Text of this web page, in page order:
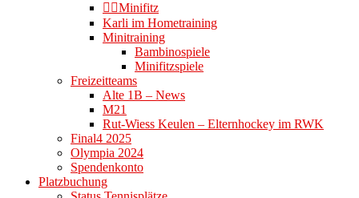
👉🏻Minifitz
Karli im Hometraining
Minitraining
Bambinospiele
Minifitzspiele
Freizeitteams
Alte 1B – News
M21
Rut-Wiess Keulen – Elternhockey im RWK
Final4 2025
Olympia 2024
Spendenkonto
Platzbuchung